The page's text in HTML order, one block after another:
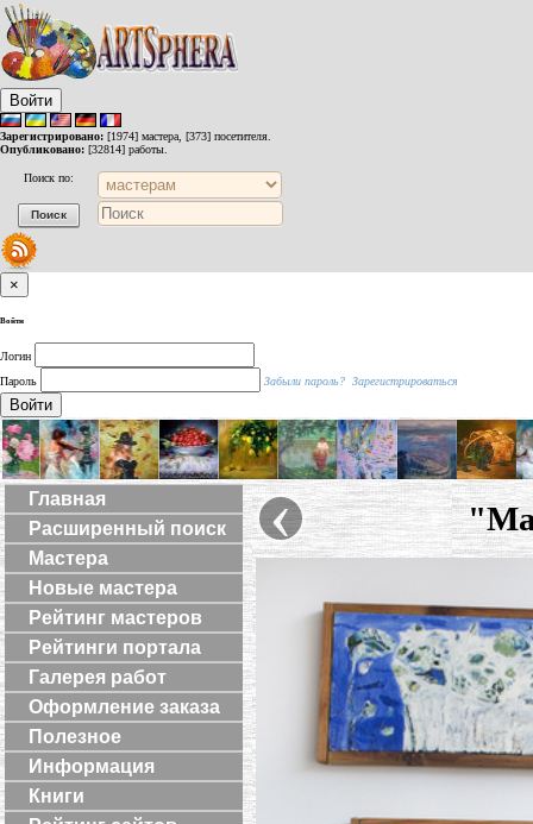
Войти
Зарегистрировано: [1974] мастера, [373] посетителя.
Опубликовано: [32814] работы.
Поиск по:
×
Войти
Логин
Пароль
Забыли пароль? Зарегистрироваться
Войти
Главная
Расширенный поиск
Мастера
Новые мастера
Рейтинг мастеров
Рейтинги портала
Галерея работ
Оформление заказа
Полезное
Информация
Книги
‹